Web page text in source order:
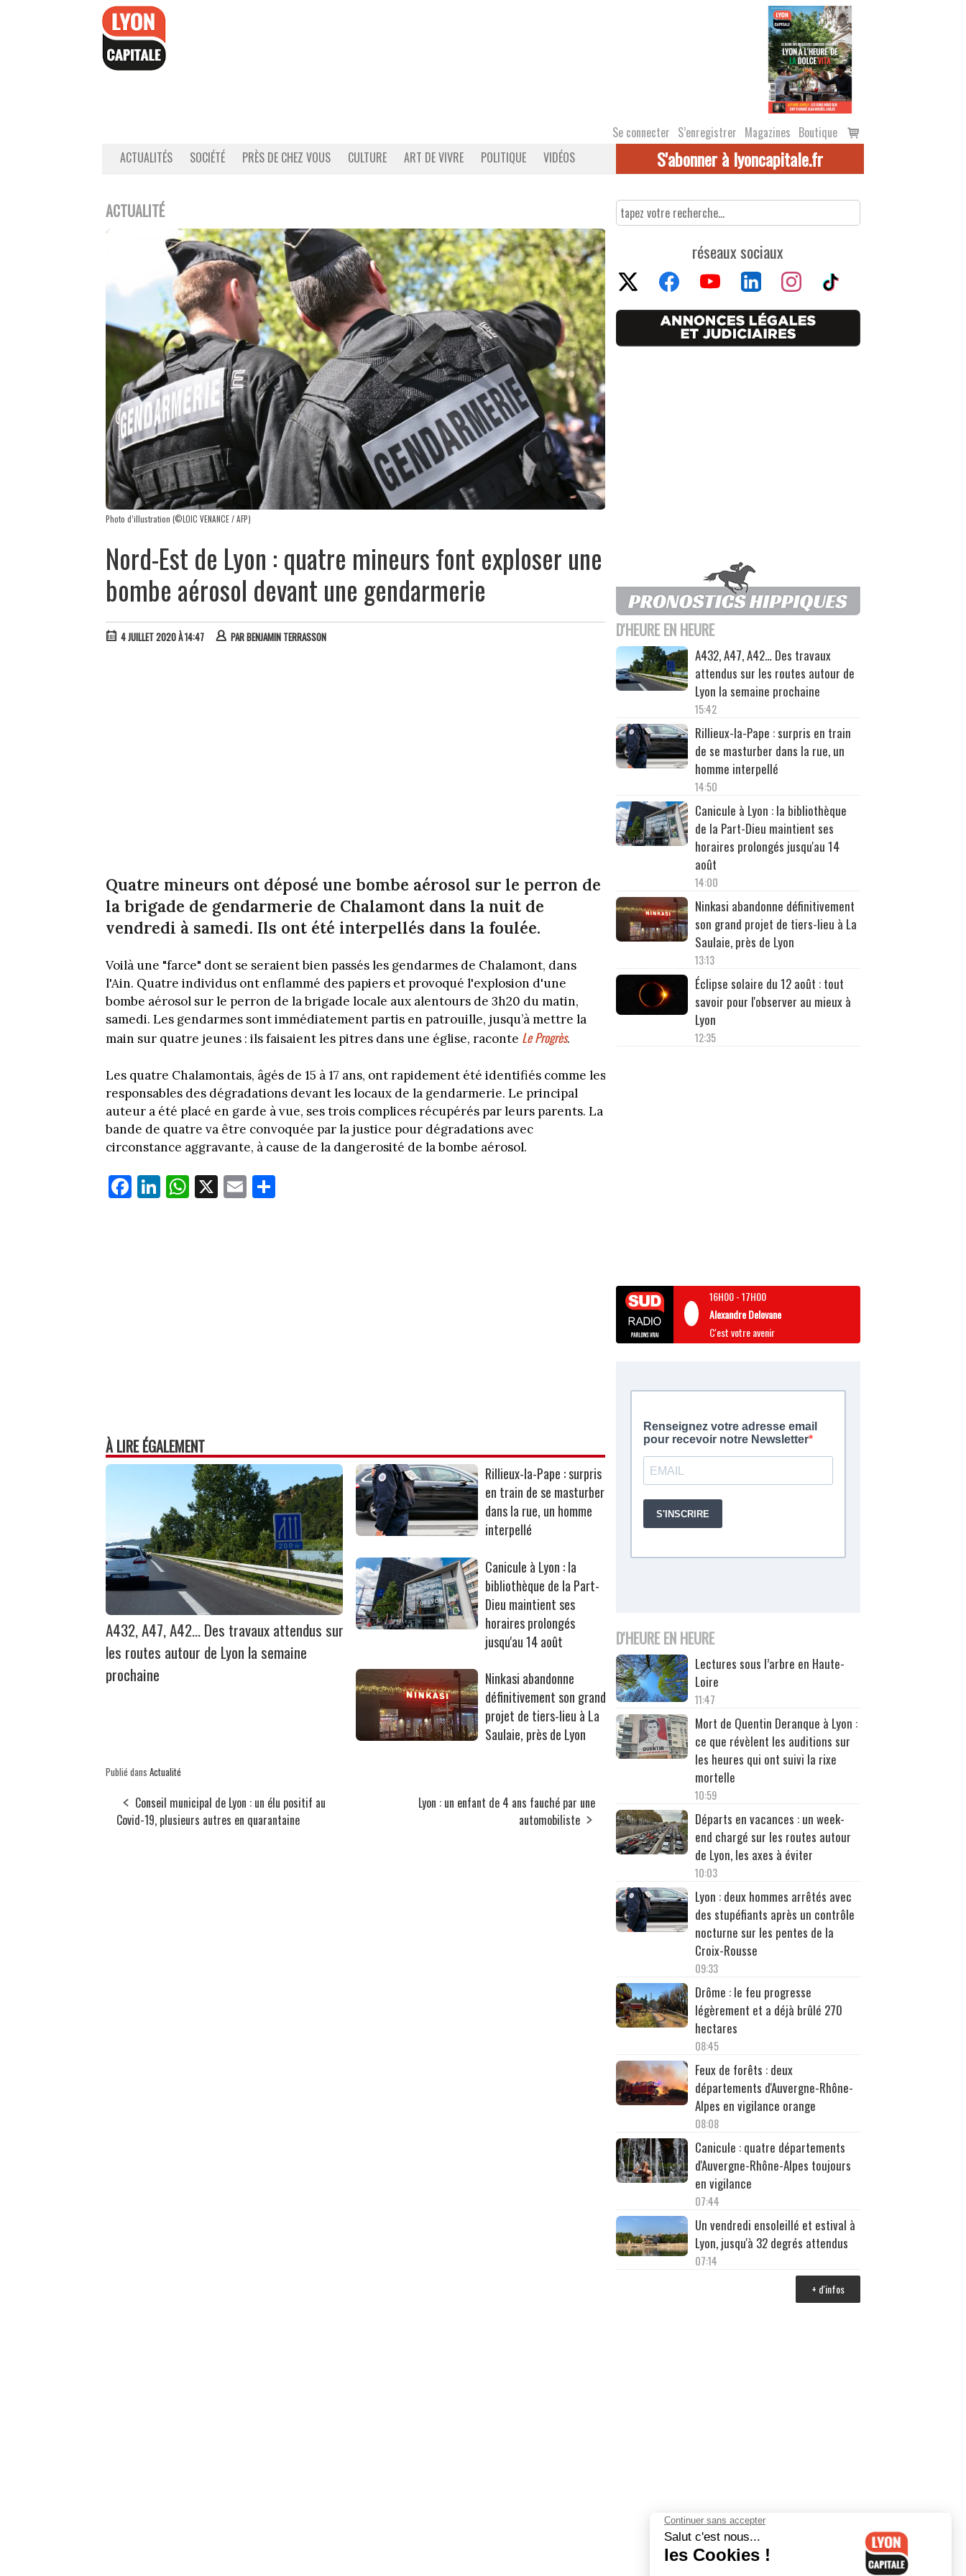
Se connecter S’enregistrer Magazines Boutique
Voir
le
ACTUALITÉS SOCIÉTÉ PRÈS DE CHEZ VOUS CULTURE ART DE VIVRE POLITIQUE VIDÉOS S'abonner à lyoncapitale.fr
ACTUALITÉ
Photo d’illustration (©LOIC VENANCE / AFP)
Nord-Est de Lyon : quatre mineurs font exploser une
bombe aérosol devant une gendarmerie
4 JUILLET 2020 À 14:47 PARBENJAMIN TERRASSON
Quatre mineurs ont déposé une bombe aérosol sur le perron de
la brigade de gendarmerie de Chalamont dans la nuit de
vendredi à samedi. Ils ont été interpellés dans la foulée.
Voilà une "farce" dont se seraient bien passés les gendarmes de Chalamont, dans
l'Ain. Quatre individus ont enflammé des papiers et provoqué l'explosion d'une
bombe aérosol sur le perron de la brigade locale aux alentours de 3h20 du matin,
samedi. Les gendarmes sont immédiatement partis en patrouille, jusqu’à mettre la
main sur quatre jeunes : ils faisaient les pitres dans une église, raconte Le Progrès.
Les quatre Chalamontais, âgés de 15 à 17 ans, ont rapidement été identifiés comme les
responsables des dégradations devant les locaux de la gendarmerie. Le principal
auteur a été placé en garde à vue, ses trois complices récupérés par leurs parents. La
bande de quatre va être convoquée par la justice pour dégradations avec
circonstance aggravante, à cause de la dangerosité de la bombe aérosol.
Fa
ce
Li
nk
W
ha
X E
m
À LIRE ÉGALEMENT
A432, A47, A42… Des travaux attendus sur
les routes autour de Lyon la semaine
prochaine
Rillieux-la-Pape : surpris
en train de se masturber
dans la rue, un homme
interpellé
Canicule à Lyon : la
bibliothèque de la Part-
Dieu maintient ses
horaires prolongés
jusqu'au 14 août
Ninkasi abandonne
définitivement son grand
projet de tiers-lieu à La
Saulaie, près de Lyon
Publié dans Actualité
Conseil municipal de Lyon : un élu positif au
Covid-19, plusieurs autres en quarantaine
Lyon : un enfant de 4 ans fauché par une
automobiliste
réseaux sociaux
D'HEURE EN HEURE
A432, A47, A42… Des travaux
attendus sur les routes autour de
Lyon la semaine prochaine
15:42
Rillieux-la-Pape : surpris en train
de se masturber dans la rue, un
homme interpellé
14:50
Canicule à Lyon : la bibliothèque
de la Part-Dieu maintient ses
horaires prolongés jusqu'au 14
août
14:00
Ninkasi abandonne définitivement
son grand projet de tiers-lieu à La
Saulaie, près de Lyon
13:13
Éclipse solaire du 12 août : tout
savoir pour l'observer au mieux à
Lyon
12:35
16H00-17H00
Alexandre Delovane
C'est votre avenir
D'HEURE EN HEURE
Lectures sous l’arbre en Haute-
Loire
11:47
Mort de Quentin Deranque à Lyon :
ce que révèlent les auditions sur
les heures qui ont suivi la rixe
mortelle
10:59
Départs en vacances : un week-
end chargé sur les routes autour
de Lyon, les axes à éviter
10:03
Lyon : deux hommes arrêtés avec
des stupéfiants après un contrôle
nocturne sur les pentes de la
Croix-Rousse
09:33
Drôme : le feu progresse
légèrement et a déjà brûlé 270
hectares
08:45
Feux de forêts : deux
départements d'Auvergne-Rhône-
Alpes en vigilance orange
08:08
Canicule : quatre départements
d'Auvergne-Rhône-Alpes toujours
en vigilance
07:44
Un vendredi ensoleillé et estival à
Lyon, jusqu'à 32 degrés attendus
07:14
+ d'infos